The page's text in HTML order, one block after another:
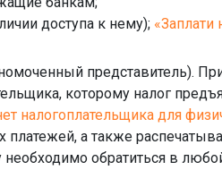
доступа к нему); «Заплати
представитель).
которому налог
налогоплательщика для
а также
обратиться в